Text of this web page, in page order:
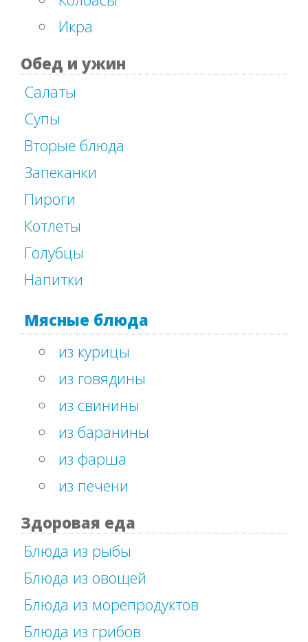
Икра
Обед и ужин
Салаты
Супы
Вторые блюда
Запеканки
Пироги
Котлеты
Голубцы
Напитки
Мясные блюда
из курицы
из говядины
из свинины
из баранины
из фарша
из печени
Здоровая еда
Блюда из рыбы
Блюда из овощей
Блюда из морепродуктов
Блюда из грибов